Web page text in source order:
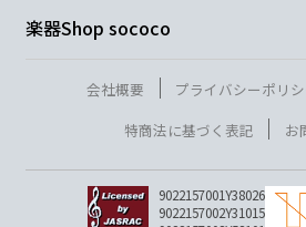
楽器Shop sococo
会社概要 プライバシーポリ
特商法に基づく表記
お
9022157001Y38026
9022157002Y31015